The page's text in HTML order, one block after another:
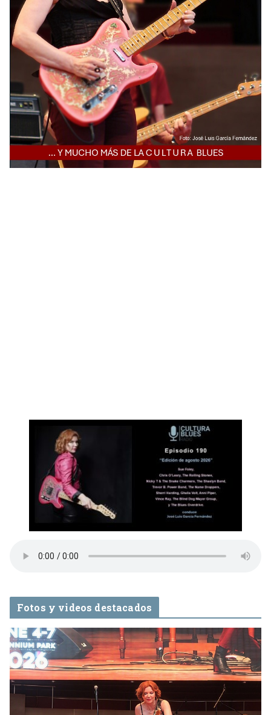
Fotos y videos destacados